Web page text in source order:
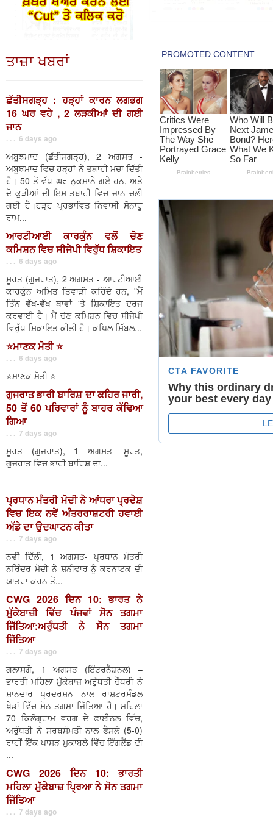
ਤਾਜ਼ਾ ਖਬਰਾਂ
ਛੱਤੀਸਗੜ੍ਹ : ਹੜ੍ਹਾਂ ਕਾਰਨ ਲਗਭਗ
16 ਘਰ ਵਹੇ , 2 ਲੜਕੀਆਂ ਦੀ ਗਈ
ਜਾਨ
. . . 6 days ago
ਅਬੂਝਮਾਦ (ਛੱਤੀਸਗੜ੍ਹ), 2 ਅਗਸਤ -
ਅਬੂਝਮਾਦ ਵਿਚ ਹੜ੍ਹਾਂ ਨੇ ਤਬਾਹੀ ਮਚਾ ਦਿੱਤੀ
ਹੈ। 50 ਤੋਂ ਵੱਧ ਘਰ ਨੁਕਸਾਨੇ ਗਏ ਹਨ, ਅਤੇ
ਦੋ ਕੁੜੀਆਂ ਦੀ ਇਸ ਤਬਾਹੀ ਵਿਚ ਜਾਨ ਚਲੀ
ਗਈ ਹੈ।ਹੜ੍ਹ ਪ੍ਰਭਾਵਿਤ ਨਿਵਾਸੀ ਸੋਨਾਰੂ
ਰਾਮ...
ਆਰਟੀਆਈ ਕਾਰਕੁੰਨ ਵਲੋਂ ਚੋਣ
ਕਮਿਸ਼ਨ ਵਿਚ ਸੀਜੇਪੀ ਵਿਰੁੱਧ ਸ਼ਿਕਾਇਤ
. . . 6 days ago
ਸੂਰਤ (ਗੁਜਰਾਤ), 2 ਅਗਸਤ - ਆਰਟੀਆਈ
ਕਾਰਕੁੰਨ ਅਮਿਤ ਤਿਵਾੜੀ ਕਹਿੰਦੇ ਹਨ, "ਮੈਂ
ਤਿੰਨ ਵੱਖ-ਵੱਖ ਥਾਵਾਂ 'ਤੇ ਸ਼ਿਕਾਇਤ ਦਰਜ
ਕਰਵਾਈ ਹੈ। ਮੈਂ ਚੋਣ ਕਮਿਸ਼ਨ ਵਿਚ ਸੀਜੇਪੀ
ਵਿਰੁੱਧ ਸ਼ਿਕਾਇਤ ਕੀਤੀ ਹੈ। ਕਪਿਲ ਸਿੱਬਲ...
⭐️ਮਾਣਕ ਮੋਤੀ ⭐️
. . . 6 days ago
⭐️ਮਾਣਕ ਮੋਤੀ ⭐️
ਗੁਜਰਾਤ ਭਾਰੀ ਬਾਰਿਸ਼ ਦਾ ਕਹਿਰ ਜਾਰੀ,
50 ਤੋਂ 60 ਪਰਿਵਾਰਾਂ ਨੂੰ ਬਾਹਰ ਕੱਢਿਆ
ਗਿਆ
. . . 7 days ago
ਸੂਰਤ (ਗੁਜਰਾਤ), 1 ਅਗਸਤ- ਸੂਰਤ,
ਗੁਜਰਾਤ ਵਿਚ ਭਾਰੀ ਬਾਰਿਸ਼ ਦਾ...
ਪ੍ਰਧਾਨ ਮੰਤਰੀ ਮੋਦੀ ਨੇ ਆਂਧਰਾ ਪ੍ਰਦੇਸ਼
ਵਿਚ ਇਕ ਨਵੇਂ ਅੰਤਰਰਾਸ਼ਟਰੀ ਹਵਾਈ
ਅੱਡੇ ਦਾ ਉਦਘਾਟਨ ਕੀਤਾ
. . . 7 days ago
ਨਵੀਂ ਦਿੱਲੀ, 1 ਅਗਸਤ- ਪ੍ਰਧਾਨ ਮੰਤਰੀ
ਨਰਿੰਦਰ ਮੋਦੀ ਨੇ ਸ਼ਨੀਵਾਰ ਨੂੰ ਕਰਨਾਟਕ ਦੀ
ਯਾਤਰਾ ਕਰਨ ਤੋਂ...
CWG 2026 ਦਿਨ 10: ਭਾਰਤ ਨੇ
ਮੁੱਕੇਬਾਜ਼ੀ ਵਿੱਚ ਪੰਜਵਾਂ ਸੋਨ ਤਗਮਾ
ਜਿੱਤਿਆ:ਅਰੁੰਧਤੀ ਨੇ ਸੋਨ ਤਗਮਾ
ਜਿੱਤਿਆ
. . . 7 days ago
ਗਲਾਸਗੋ, 1 ਅਗਸਤ (ਇੰਟਰਨੈਸ਼ਨਲ) –
ਭਾਰਤੀ ਮਹਿਲਾ ਮੁੱਕੇਬਾਜ਼ ਅਰੁੰਧਤੀ ਚੌਧਰੀ ਨੇ
ਸ਼ਾਨਦਾਰ ਪ੍ਰਦਰਸ਼ਨ ਨਾਲ ਰਾਸ਼ਟਰਮੰਡਲ
ਖੇਡਾਂ ਵਿੱਚ ਸੋਨ ਤਗਮਾ ਜਿੱਤਿਆ ਹੈ। ਮਹਿਲਾ
70 ਕਿਲੋਗ੍ਰਾਮ ਵਰਗ ਦੇ ਫਾਈਨਲ ਵਿੱਚ,
ਅਰੁੰਧਤੀ ਨੇ ਸਰਬਸੰਮਤੀ ਨਾਲ ਫੈਸਲੇ (5-0)
ਰਾਹੀਂ ਇੱਕ ਪਾਸੜ ਮੁਕਾਬਲੇ ਵਿੱਚ ਇੰਗਲੈਂਡ ਦੀ
...
CWG 2026 ਦਿਨ 10: ਭਾਰਤੀ
ਮਹਿਲਾ ਮੁੱਕੇਬਾਜ਼ ਪ੍ਰਿਆ ਨੇ ਸੋਨ ਤਗਮਾ
ਜਿੱਤਿਆ
. . . 7 days ago